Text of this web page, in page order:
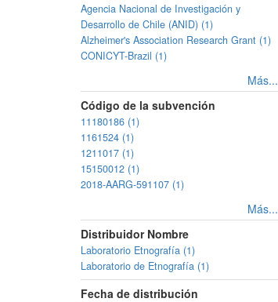
Agencia Nacional de Investigación y
Desarrollo de Chile (ANID) (1)
Alzheimer's Association Research Grant (1)
CONICYT-Brazil (1)
Más...
Código de la subvención
11180186 (1)
1161524 (1)
1211017 (1)
15150012 (1)
2018-AARG-591107 (1)
Más...
Distribuidor Nombre
Laboratorio Etnografía (1)
Laboratorio de Etnografía (1)
Fecha de distribución